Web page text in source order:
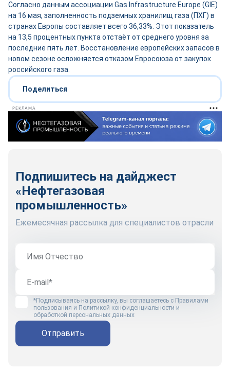
Согласно данным ассоциации Gas Infrastructure Europe (GIE)
на 16 мая, заполненность подземных хранилищ газа (ПХГ) в
странах Европы составляет всего 36,33%. Этот показатель
на 13,5 процентных пункта отстаёт от среднего уровня за
последние пять лет. Восстановление европейских запасов в
новом сезоне осложняется отказом Евросоюза от закупок
российского газа.
Поделиться
РЕКЛАМА
Подпишитесь на дайджест
«Нефтегазовая
промышленность»
Ежемесячная рассылка для специалистов отрасли
*Подписываясь на рассылку, вы соглашаетесь с Правилами
пользования и Политикой конфиденциальности и
обработкой персональных данных
Отправить